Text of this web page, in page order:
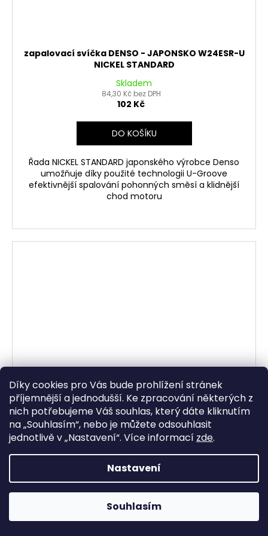
Díky cookies pro Vás bude prohlížení stránek
příjemnější a jednodušší. Ke zpracování některých z
nich potřebujeme Váš souhlas, který dáte kliknutím
na „Souhlasím“, nebo je můžete odsouhlasit
jednotlivě v „Nastavení“. Více informací zde.
Nastavení
Souhlasím
zapalovací svíčka DENSO - JAPONSKO W24ESR-U
NICKEL STANDARD
Skladem
84,30 Kč bez DPH
102 Kč
DO KOŠÍKU
Řada NICKEL STANDARD japonského výrobce Denso
umožňuje díky použité technologii U-Groove
efektivnější spalování pohonných směsí a klidnější
chod motoru
brzdové destičky, BRAKING (semi metalická
směs CM66) 2 ks v balení